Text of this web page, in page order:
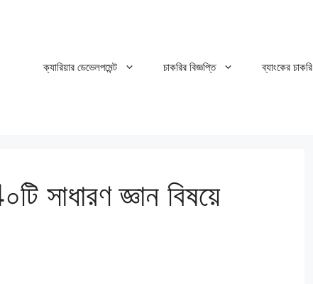
ক্যারিয়ার ডেভেলপমেন্ট চাকরির বিজ্ঞপ্তি ব্যাংকের চাকরি
সাধারণ জ্ঞান বিষয়ে